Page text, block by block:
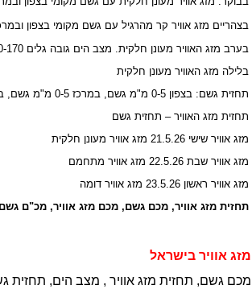
בצהריים מזג אוויר קר מהרגיל עם גשם מקומי בצפון ובמרכז . רוח: דרום מערבית 35-60 קמ"ש . מצב
בערב מזג האוויר מעונן חלקית. מצב הים גובה גלים 110-170 ס"מ.
בלילה מזג האוויר מעונן חלקית
תחזית גשם: בצפון 0-5 מ"מ גשם, במרכז 0-5 מ"מ גשם, בדרום 0 מ"מ גשם
תחזית מזג האוויר – תחזית גשם
מזג אוויר שישי 21.5.26 מזג אוויר מעונן חלקית
מזג אוויר שבת 22.5.26 מזג אוויר מתחמם
מזג אוויר ראשון 23.5.26 מזג אוויר דומה
תחזית מזג אוויר, מכם גשם, מכם מזג אוויר, מכ"ם
מזג אוויר בישראל
מכם גשם, תחזית מזג אוויר , מצב הים, תחזית